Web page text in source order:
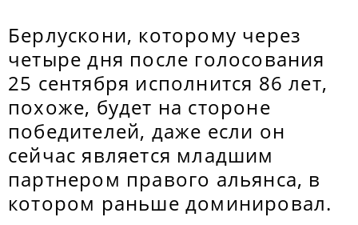
Берлускони, которому через
четыре дня после голосования
25 сентября исполнится 86 лет,
похоже, будет на стороне
победителей, даже если он
сейчас является младшим
партнером правого альянса, в
котором раньше доминировал.